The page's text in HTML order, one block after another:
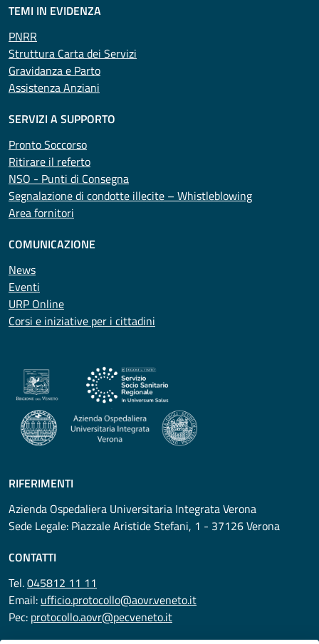
TEMI IN EVIDENZA
PNRR
Struttura Carta dei Servizi
Gravidanza e Parto
Assistenza Anziani
SERVIZI A SUPPORTO
Pronto Soccorso
Ritirare il referto
NSO - Punti di Consegna
Segnalazione di condotte illecite – Whistleblowing
Area fornitori
COMUNICAZIONE
News
Eventi
URP Online
Corsi e iniziative per i cittadini
RIFERIMENTI
Azienda Ospedaliera Universitaria Integrata Verona
Sede Legale: Piazzale Aristide Stefani, 1 - 37126 Verona
CONTATTI
Tel.045812 11 11
Email: ufficio.protocollo@aovr.veneto.it
Pec: protocollo.aovr@pecveneto.it